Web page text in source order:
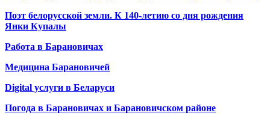
Поэт белорусской земли. К 140-летию со дня рождения
Янки Купалы
Работа в Барановичах
Медицина Барановичей
Digital услуги в Беларуси
Погода в Барановичах и Барановичском районе